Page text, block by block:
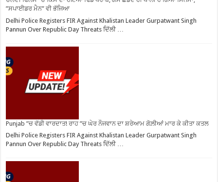
”ਸਪਾਈਡਰ ਮੈਨ” ਵੀ ਭੱਜਿਆ
Delhi Police Registers FIR Against Khalistan Leader Gurpatwant Singh
Pannun Over Republic Day Threats ਦਿੱਲੀ …
Punjab ”ਚ ਵੱਡੀ ਵਾਰਦਾਤ! ਰਾਹ ”ਚ ਘੇਰ ਨੌਜਵਾਨ ਦਾ ਸ਼ਰੇਆਮ ਗੋਲ਼ੀਆਂ ਮਾਰ ਕੇ ਕੀਤਾ ਕਤਲ
Delhi Police Registers FIR Against Khalistan Leader Gurpatwant Singh
Pannun Over Republic Day Threats ਦਿੱਲੀ …